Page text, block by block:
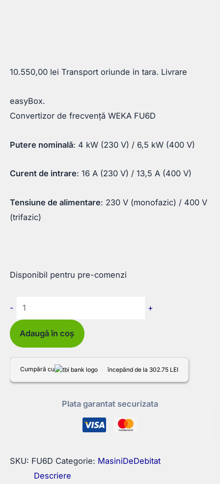
10.550,00 lei Transport oriunde in tara. Livrare
easyBox.
Convertizor de frecvență WEKA FU6D
Putere nominală: 4 kW (230 V) / 6,5 kW (400 V)
Curent de intrare: 16 A (230 V) / 13,5 A (400 V)
Tensiune de alimentare: 230 V (monofazic) / 400 V
(trifazic)
Disponibil pentru pre-comenzi
-
Cantitate
Convertizor
de
frecvență
+
Adaugă în coș
Cumpără cu începând de la 302.75 LEI
Plata garantat securizata
SKU: FU6D Categorie: MasiniDeDebitat
Descriere